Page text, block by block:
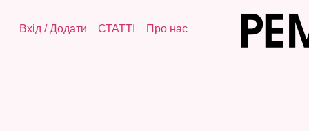
Вхід /Додати СТАТТІ Про нас